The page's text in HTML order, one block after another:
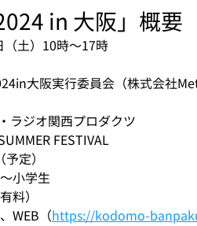
in 大阪」概要
土）10時〜17時
大阪実行委員会（株式会社
ジオ関西プロダクツ
FESTIVAL
定）
小学生
）
WEB（https://kodomo-